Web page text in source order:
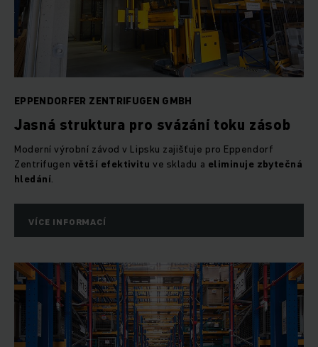
EPPENDORFER ZENTRIFUGEN GMBH
Jasná struktura pro svázání toku zásob
Moderní výrobní závod v Lipsku zajišťuje pro Eppendorf
Zentrifugen větší efektivitu ve skladu a eliminuje zbytečná
hledání.
VÍCE INFORMACÍ